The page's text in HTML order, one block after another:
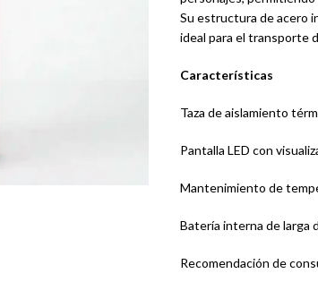
Su estructura de acero
ideal para el transporte
Características
Taza de aislamiento
Pantalla LED con
Mantenimiento de
Batería interna de larga
Recomendación de